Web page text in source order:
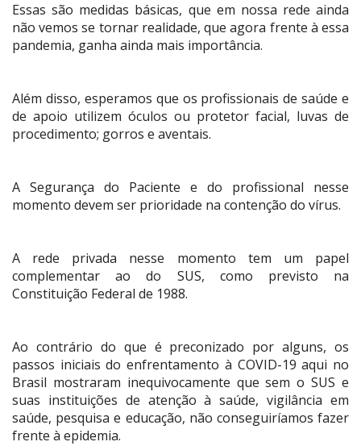
Essas são medidas básicas, que em nossa rede ainda
não vemos se tornar realidade, que agora frente à essa
pandemia, ganha ainda mais importância.
Além disso, esperamos que os profissionais de saúde e
de apoio utilizem óculos ou protetor facial, luvas de
procedimento; gorros e aventais.
A Segurança do Paciente e do profissional nesse
momento devem ser prioridade na contenção do vírus.
A rede privada nesse momento tem um papel
complementar ao do SUS, como previsto na
Constituição Federal de 1988.
Ao contrário do que é preconizado por alguns, os
passos iniciais do enfrentamento à COVID-19 aqui no
Brasil mostraram inequivocamente que sem o SUS e
suas instituições de atenção à saúde, vigilância em
saúde, pesquisa e educação, não conseguiríamos fazer
frente à epidemia.